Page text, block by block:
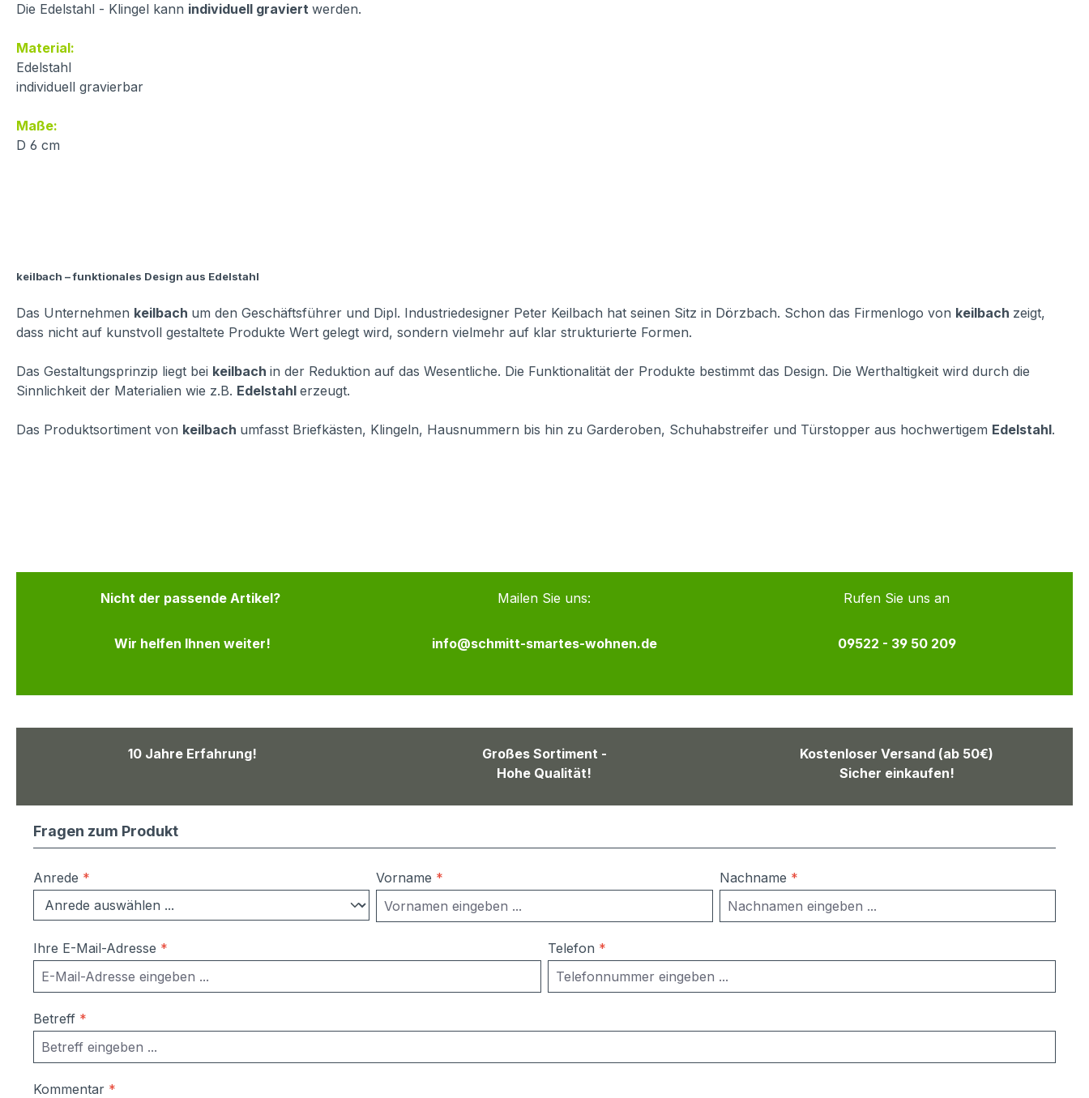
Die Edelstahl - Klingel kann individuell graviert werden.
Material:
Edelstahl
individuell gravierbar
Maße:
D 6 cm
keilbach – funktionales Design aus Edelstahl
Das Unternehmen keilbach um den Geschäftsführer und Dipl. Industriedesigner Peter Keilbach hat seinen Sitz in Dörzbach. Schon das Firmenlogo von keilbach zeigt,
dass nicht auf kunstvoll gestaltete Produkte Wert gelegt wird, sondern vielmehr auf klar strukturierte Formen.
Das Gestaltungsprinzip liegt bei keilbach in der Reduktion auf das Wesentliche. Die Funktionalität der Produkte bestimmt das Design. Die Werthaltigkeit wird durch die
Sinnlichkeit der Materialien wie z.B. Edelstahl erzeugt.
Das Produktsortiment von keilbach umfasst Briefkästen, Klingeln, Hausnummern bis hin zu Garderoben, Schuhabstreifer und Türstopper aus hochwertigem Edelstahl.
Nicht der passende Artikel?
Wir helfen Ihnen weiter!
Mailen Sie uns:
info@schmitt-smartes-wohnen.de
Rufen Sie uns an
09522 - 39 50 209
10 Jahre Erfahrung!
Großes Sortiment -
Hohe Qualität!
Kostenloser Versand (ab 50€)
Sicher einkaufen!
Fragen zum Produkt
Anrede * Vorname * Nachname *
Ihre E-Mail-Adresse * Telefon *
Betreff *
Kommentar *